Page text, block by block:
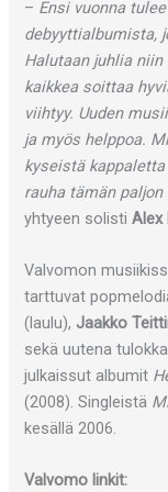
– Ensi vuonna
debyyttialbumista,
Halutaan juhlia
kaikkea soittaa
viihtyy. Uuden
ja myös helppoa.
kyseistä
rauha tämän
yhtyeen solistiAlex
Valvomon
tarttuvat
(laulu), Jaakko
sekä uutena
julkaissut albumit
(2008). Singleistä
kesällä 2006.
Valvomo linkit: